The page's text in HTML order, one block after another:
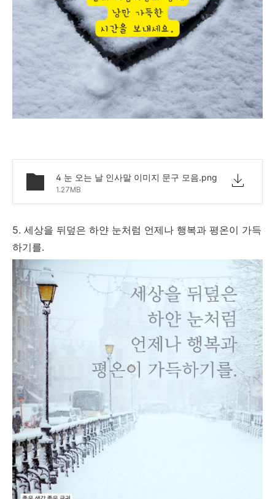
4 눈 오는 날 인사말 이미지 문구 모음.png
1.27MB
5. 세상을 뒤덮은 하얀 눈처럼 언제나 행복과 평온이 가득
하기를.